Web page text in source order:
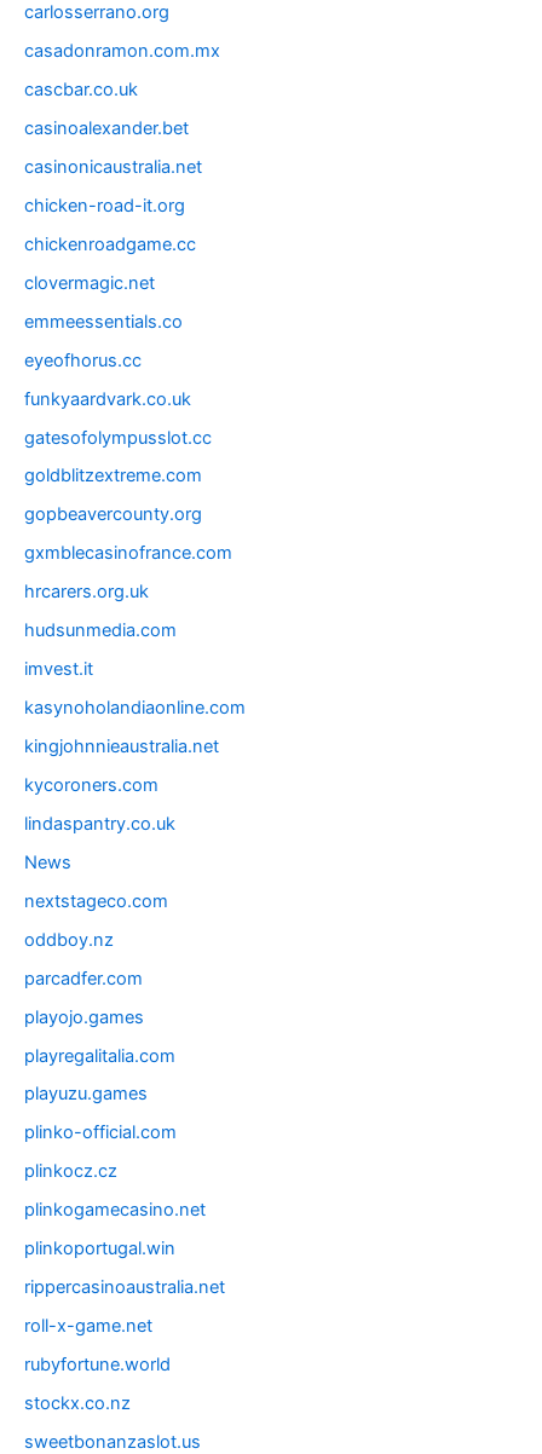
carlosserrano.org
casadonramon.com.mx
cascbar.co.uk
casinoalexander.bet
casinonicaustralia.net
chicken-road-it.org
chickenroadgame.cc
clovermagic.net
emmeessentials.co
eyeofhorus.cc
funkyaardvark.co.uk
gatesofolympusslot.cc
goldblitzextreme.com
gopbeavercounty.org
gxmblecasinofrance.com
hrcarers.org.uk
hudsunmedia.com
imvest.it
kasynoholandiaonline.com
kingjohnnieaustralia.net
kycoroners.com
lindaspantry.co.uk
News
nextstageco.com
oddboy.nz
parcadfer.com
playojo.games
playregalitalia.com
playuzu.games
plinko-official.com
plinkocz.cz
plinkogamecasino.net
plinkoportugal.win
rippercasinoaustralia.net
roll-x-game.net
rubyfortune.world
stockx.co.nz
sweetbonanzaslot.us